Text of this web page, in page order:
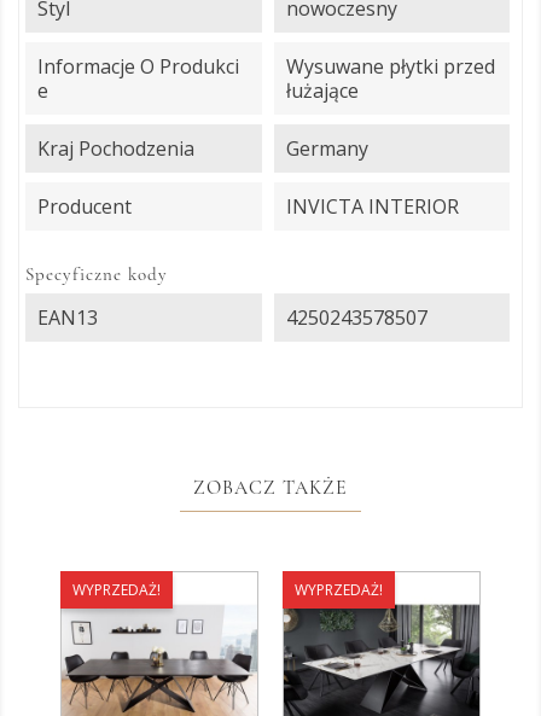
Styl nowoczesny
Informacje O Produkci
E
Wysuwane płytki przed
łużające
Kraj Pochodzenia Germany
Producent INVICTA INTERIOR
Specyficzne kody
EAN13 4250243578507
ZOBACZ TAKŻE
WYPRZEDAŻ! WYPRZEDAŻ!